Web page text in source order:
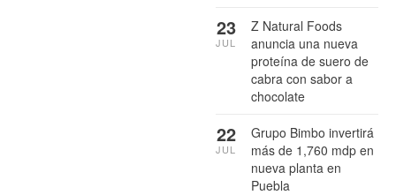
Z Natural Foods
anuncia una nueva
proteína de suero de
cabra con sabor a
chocolate
23
JUL
Grupo Bimbo invertirá
más de 1,760 mdp en
nueva planta en
Puebla
22
JUL